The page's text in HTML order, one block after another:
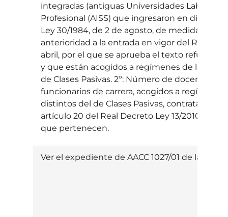
integradas (antiguas Universidades
Profesional (AISS) que ingresaron en dichos
Ley 30/1984, de 2 de agosto, de medidas
anterioridad a la entrada en vigor del Real
abril, por el que se aprueba el texto refundido
y que están acogidos a regímenes de la
de Clases Pasivas. 2º: Número de docentes
funcionarios de carrera, acogidos a
distintos del de Clases Pasivas, contratados
artículo 20 del Real Decreto Ley 13/2010,
que pertenecen.
Ver el expediente de AACC 1027/01 de la